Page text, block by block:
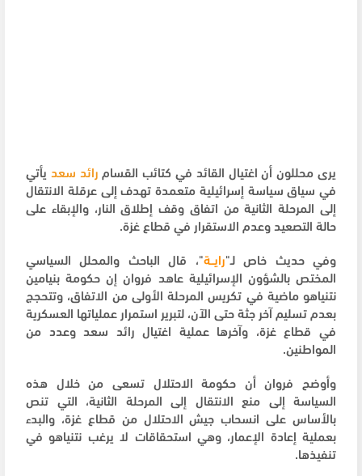
يرى محللون أن اغتيال القائد في كتائب القسام رائد سعد يأتي
في سياق سياسة إسرائيلية متعمدة تهدف إلى عرقلة الانتقال
إلى المرحلة الثانية من اتفاق وقف إطلاق النار، والإبقاء على
حالة التصعيد وعدم الاستقرار في قطاع غزة.
وفي حديث خاص لـ"رايــة"، قال الباحث والمحلل السياسي
المختص بالشؤون الإسرائيلية عاهد فروان إن حكومة بنيامين
نتنياهو ماضية في تكريس المرحلة الأولى من الاتفاق، وتتحجج
بعدم تسليم آخر جثة حتى الآن، لتبرير استمرار عملياتها العسكرية
في قطاع غزة، وآخرها عملية اغتيال رائد سعد وعدد من
المواطنين.
وأوضح فروان أن حكومة الاحتلال تسعى من خلال هذه
السياسة إلى منع الانتقال إلى المرحلة الثانية، التي تنص
بالأساس على انسحاب جيش الاحتلال من قطاع غزة، والبدء
بعملية إعادة الإعمار، وهي استحقاقات لا يرغب نتنياهو في
تنفيذها.